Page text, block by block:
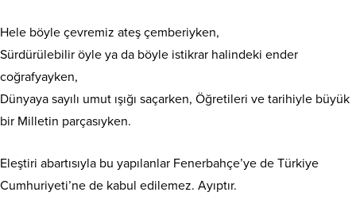
Hele böyle çevremiz ateş çemberiyken,
Sürdürülebilir öyle ya da böyle istikrar halindeki ender
coğrafyayken,
Dünyaya sayılı umut ışığı saçarken, Öğretileri ve tarihiyle büyük
bir Milletin parçasıyken.
Eleştiri abartısıyla bu yapılanlar Fenerbahçe’ye de Türkiye
Cumhuriyeti’ne de kabul edilemez. Ayıptır.